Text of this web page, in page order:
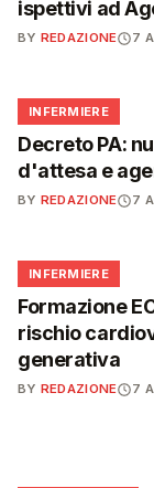
ispettivi ad
BY REDAZIONE 7
🩺
INFERMIERE
Decreto PA:
d'attesa e
BY REDAZIONE 7
🩺
INFERMIERE
Formazione
rischio
generativa
BY REDAZIONE 7